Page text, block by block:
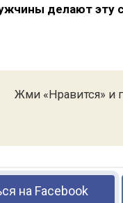
делают эту
Жми «Нравится» и
на Facebook